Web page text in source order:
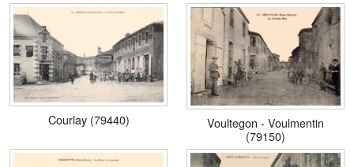
Courlay (79440)
Voultegon - Voulmentin
(79150)